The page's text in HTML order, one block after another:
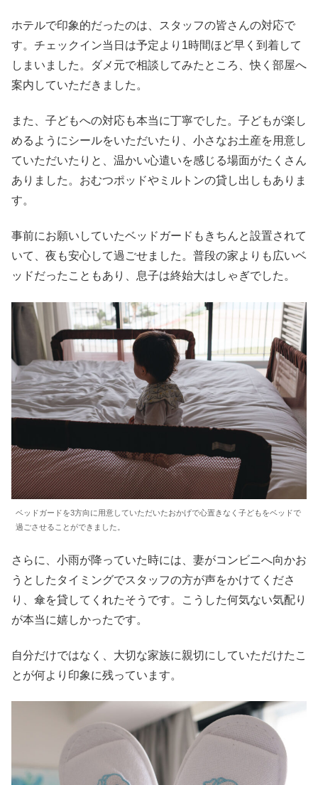
ホテルで印象的だったのは、スタッフの皆さんの対応で
す。チェックイン当日は予定より1時間ほど早く到着して
しまいました。ダメ元で相談してみたところ、快く部屋へ
案内していただきました。
また、子どもへの対応も本当に丁寧でした。子どもが楽し
めるようにシールをいただいたり、小さなお土産を用意し
ていただいたりと、温かい心遣いを感じる場面がたくさん
ありました。おむつポッドやミルトンの貸し出しもありま
す。
事前にお願いしていたベッドガードもきちんと設置されて
いて、夜も安心して過ごせました。普段の家よりも広いベ
ッドだったこともあり、息子は終始大はしゃぎでした。
ベッドガードを3方向に用意していただいたおかげで心置きなく子どもをベッドで
過ごさせることができました。
さらに、小雨が降っていた時には、妻がコンビニへ向かお
うとしたタイミングでスタッフの方が声をかけてくださ
り、傘を貸してくれたそうです。こうした何気ない気配り
が本当に嬉しかったです。
自分だけではなく、大切な家族に親切にしていただけたこ
とが何より印象に残っています。